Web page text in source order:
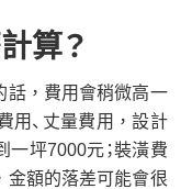
算？
話，費用會稍微高一
用、丈量費用，設計
坪7000元；裝潢費
金額的落差可能會很